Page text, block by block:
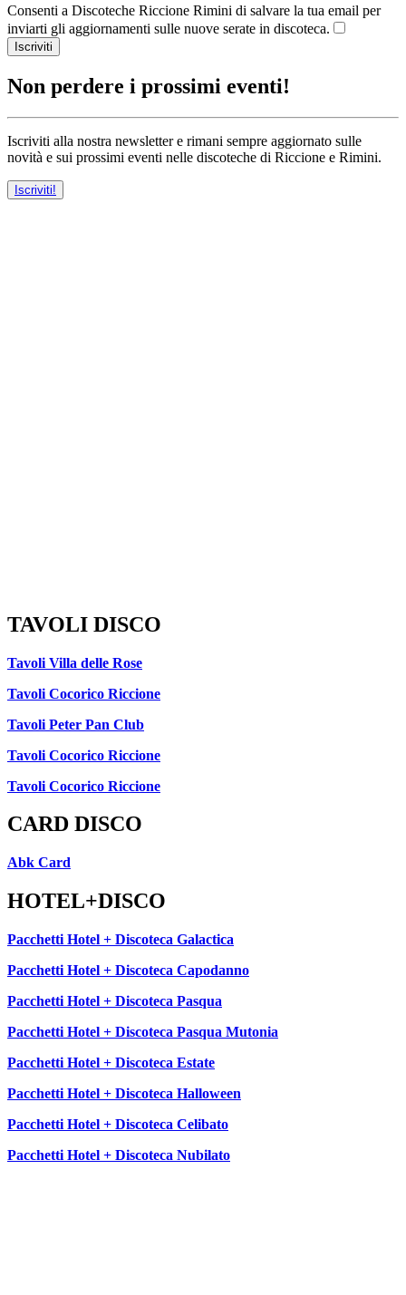
Consenti a Discoteche Riccione Rimini di salvare la tua email per
inviarti gli aggiornamenti sulle nuove serate in discoteca.
Iscriviti
Non perdere i prossimi eventi!
Iscriviti alla nostra newsletter e rimani sempre aggiornato sulle
novità e sui prossimi eventi nelle discoteche di Riccione e Rimini.
Iscriviti!
TAVOLI DISCO
Tavoli Villa delle Rose
Tavoli Cocorico Riccione
Tavoli Peter Pan Club
Tavoli Cocorico Riccione
Tavoli Cocorico Riccione
CARD DISCO
Abk Card
HOTEL+DISCO
Pacchetti Hotel + Discoteca Galactica
Pacchetti Hotel + Discoteca Capodanno
Pacchetti Hotel + Discoteca Pasqua
Pacchetti Hotel + Discoteca Pasqua Mutonia
Pacchetti Hotel + Discoteca Estate
Pacchetti Hotel + Discoteca Halloween
Pacchetti Hotel + Discoteca Celibato
Pacchetti Hotel + Discoteca Nubilato